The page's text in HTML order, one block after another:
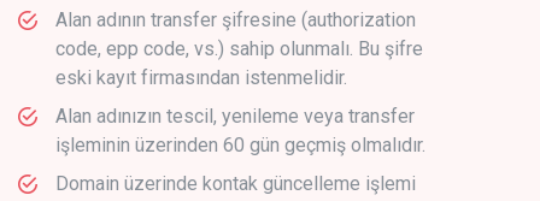
Alan adının transfer şifresine (authorization
code, epp code, vs.) sahip olunmalı. Bu şifre
eski kayıt firmasından istenmelidir.
Alan adınızın tescil, yenileme veya transfer
işleminin üzerinden 60 gün geçmiş olmalıdır.
Domain üzerinde kontak güncelleme işlemi